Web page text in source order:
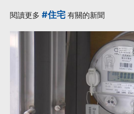
閱讀更多 #住宅 有關的新聞